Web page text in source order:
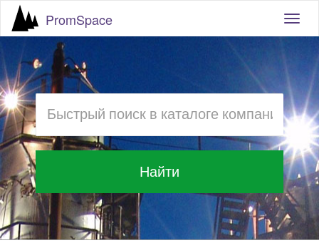
PromSpace
Найти